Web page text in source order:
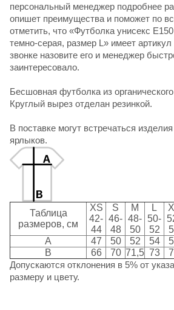
персональный менеджер подробнее
опишет преимущества и поможет по
отметить, что «Футболка унисекс
темно-серая, размер L» имеет
звонке назовите его и менеджер
заинтересовало.
Бесшовная футболка из
Круглый вырез отделан резинкой.
В поставке могут встречаться
ярлыков.
Таблица
размеров, см
XS
42-
44
S
46-
48
M
48-
50
L
50-
52
A
47 50 52 54
B
66 70 71,5 73
Допускаются отклонения в 5% от
размеру и цвету.